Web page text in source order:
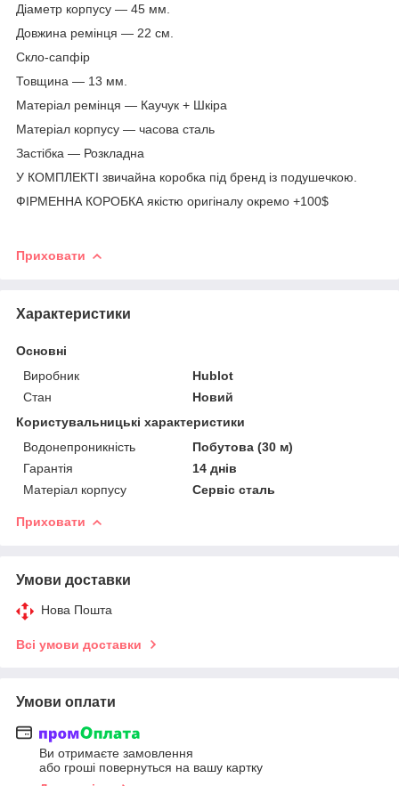
Діаметр корпусу — 45 мм.
Довжина ремінця — 22 см.
Скло-сапфір
Товщина — 13 мм.
Матеріал ремінця — Каучук + Шкіра
Матеріал корпусу — часова сталь
Застібка — Розкладна
У КОМПЛЕКТІ звичайна коробка під бренд із подушечкою.
ФІРМЕННА КОРОБКА якістю оригіналу окремо +100$
Приховати
Характеристики
Основні
Виробник
Hublot
Стан
Новий
Користувальницькі характеристики
Водонепроникність
Побутова (30 м)
Гарантія
14 днів
Матеріал корпусу
Сервіс сталь
Приховати
Умови доставки
Нова Пошта
Всі умови доставки
Умови оплати
Ви отримаєте замовлення
або гроші повернуться на вашу картку